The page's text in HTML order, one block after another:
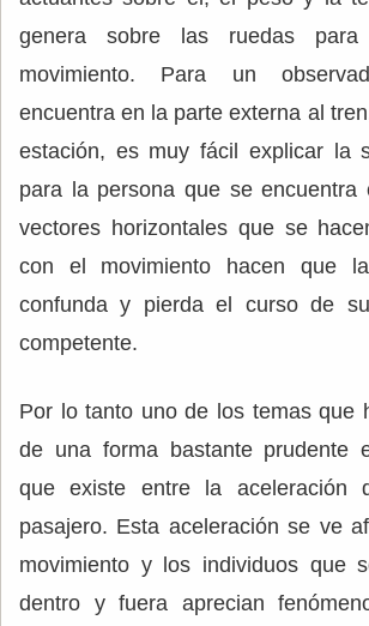
genera sobre las ruedas
movimiento. Para un
encuentra en la parte externa al
estación, es muy fácil explicar la
para la persona que se
vectores horizontales que se
con el movimiento hacen que
confunda y pierda el curso de
competente.
Por lo tanto uno de los temas que
de una forma bastante prudente
que existe entre la aceleración
pasajero. Esta aceleración se ve
movimiento y los individuos que
dentro y fuera aprecian